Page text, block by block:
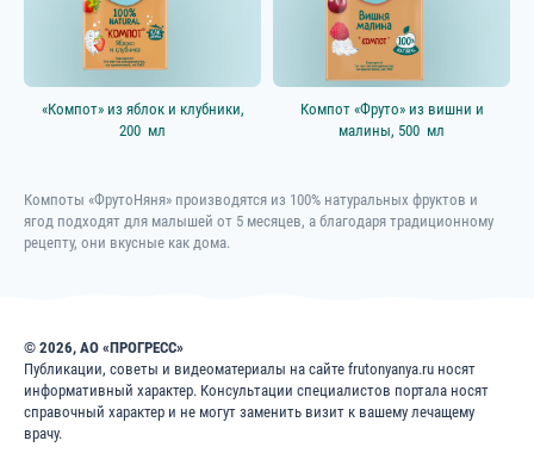
Овощные пюре
Выбрать всё
Фруктовые пюре Выбрать всё
Соки и напитки Выбрать всё
Мясные и мясорастительные
Выбрать всё
Каши Выбрать всё
Молочные десерты и пудинги
Супы
Молочные продукты
Выбрать всё
Кисломолочные продукты
«Компот» из яблок и клубники,
200 мл
Компот «Фруто» из вишни и
малины, 500 мл
Компоты «ФрутоНяня» производятся из 100% натуральных фруктов и
ягод подходят для малышей от 5 месяцев, а благодаря традиционному
рецепту, они вкусные как дома.
© 2026, АО «ПРОГРЕСС»
Публикации, советы и видеоматериалы на сайте frutonyanya.ru носят
информативный характер. Консультации специалистов портала носят
справочный характер и не могут заменить визит к вашему лечащему
врачу.